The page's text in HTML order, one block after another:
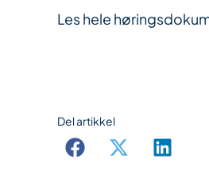
Les hele
Del artikkel